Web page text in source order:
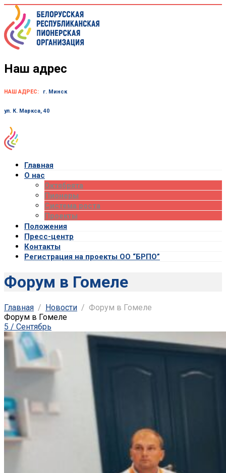
Skip
content
Наш адрес
НАШ АДРЕС: г. Минск
ул. К. Маркса, 40
Главная
О нас
Октябрята
Пионеры
Система роста
Проекты
Положения
Пресс-центр
Контакты
Регистрация на проекты ОО “БРПО”
Форум в Гомеле
Главная Новости
Форум в Гомеле
Форум в Гомеле
5 / Сентябрь